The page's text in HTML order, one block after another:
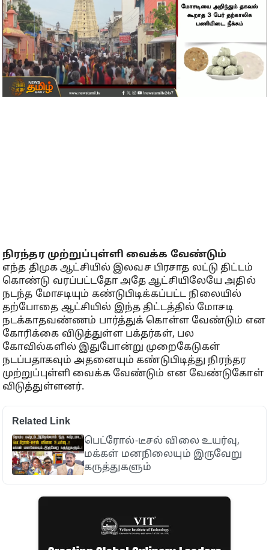
நிரந்தர முற்றுப்புள்ளி வைக்க வேண்டும்
எந்த திமுக ஆட்சியில் இலவச பிரசாத லட்டு திட்டம்
கொண்டு வரப்பட்டதோ அதே ஆட்சியிலேயே அதில்
நடந்த மோசடியும் கண்டுபிடிக்கப்பட்ட நிலையில்
தற்போதை ஆட்சியில் இந்த திட்டத்தில் மோசடி
நடக்காதவண்ணம் பார்த்துக் கொள்ள வேண்டும் என
கோரிக்கை விடுத்துள்ள பக்தர்கள், பல
கோவில்களில் இதுபோன்று முறைகேடுகள்
நடப்பதாகவும் அதனையும் கண்டுபிடித்து நிரந்தர
முற்றுப்புள்ளி வைக்க வேண்டும் என வேண்டுகோள்
விடுத்துள்ளனர்.
Related Link
பெட்ரோல்-டீசல் விலை உயர்வு,
மக்கள் மனநிலையும் இருவேறு
கருத்துகளும்